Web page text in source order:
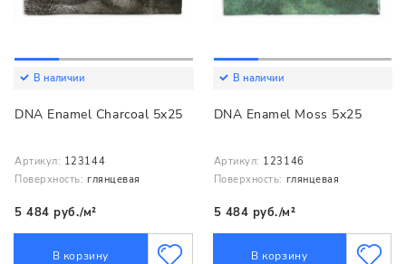
В наличии
DNA Enamel Charcoal 5x25
Артикул: 123144
Поверхность: глянцевая
5 484 руб./м²
В корзину
В наличии
DNA Enamel Moss 5x25
Артикул: 123146
Поверхность: глянцевая
5 484 руб./м²
В корзину